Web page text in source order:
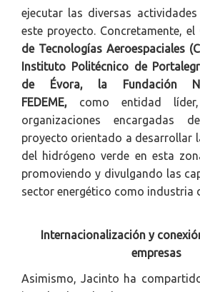
ejecutar las diversas
este proyecto. Concretamente, el
de Tecnologías Aeroespaciales
Instituto Politécnico de
de Évora, la Fundación
FEDEME, como entidad
organizaciones encargadas
proyecto orientado a desarrollar
del hidrógeno verde en esta
promoviendo y divulgando las
sector energético como industria
Internacionalización y
empresas
Asimismo, Jacinto ha